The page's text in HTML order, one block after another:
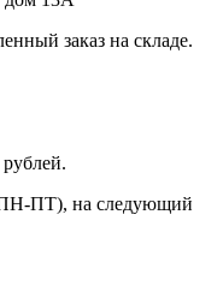
заказ на складе.
ПТ), на следующий